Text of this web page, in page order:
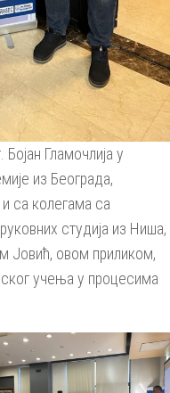
Гламочлија у
из Београда,
са колегама са
студија из Ниша,
Јовић, овом приликом,
учења у процесима